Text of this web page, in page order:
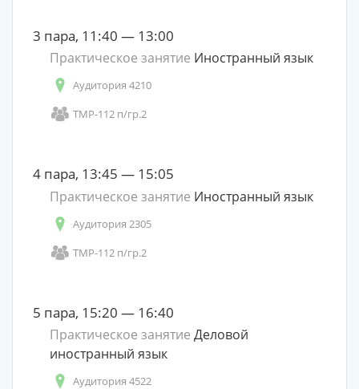
3 пара, 11:40 — 13:00
Практическое занятие Иностранный язык
Аудитория 4210
ТМР-112 п/гр.2
4 пара, 13:45 — 15:05
Практическое занятие Иностранный язык
Аудитория 2305
ТМР-112 п/гр.2
5 пара, 15:20 — 16:40
Практическое занятие Деловой
иностранный язык
Аудитория 4522